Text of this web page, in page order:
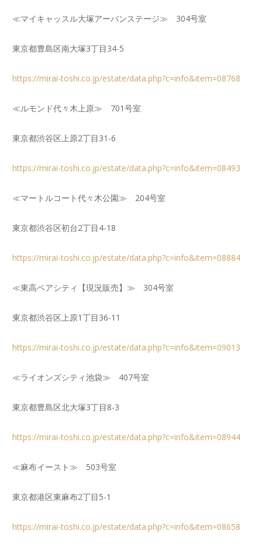
≪マイキャッスル大塚アーバンステージ≫ 304号室
東京都豊島区南大塚3丁目34-5
https://mirai-toshi.co.jp/estate/data.php?c=info&item=08768
≪ルモンド代々木上原≫ 701号室
東京都渋谷区上原2丁目31-6
https://mirai-toshi.co.jp/estate/data.php?c=info&item=08493
≪マートルコート代々木公園≫ 204号室
東京都渋谷区初台2丁目4-18
https://mirai-toshi.co.jp/estate/data.php?c=info&item=08884
≪東高ペアシティ【現況販売】≫ 304号室
東京都渋谷区上原1丁目36-11
https://mirai-toshi.co.jp/estate/data.php?c=info&item=09013
≪ライオンズシティ池袋≫ 407号室
東京都豊島区北大塚3丁目8-3
https://mirai-toshi.co.jp/estate/data.php?c=info&item=08944
≪麻布イースト≫ 503号室
東京都港区東麻布2丁目5-1
https://mirai-toshi.co.jp/estate/data.php?c=info&item=08658